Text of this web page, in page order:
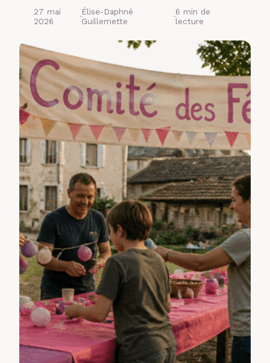
27 mai
2026
·Élise-Daphné
Guillemette
·6 min de
lecture